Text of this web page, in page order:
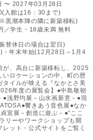
〜 2027年03月28日
入館は16：30まで)
黒潮本陣の隣に新築移転)
／学生・18歳未満 無料
替休日の場合は翌日)
・年末年始(12月28日～1月4
が、高台に新築移転し、2025
いロケーションの中、町の歴
タイルが映える『なかとさ美
年度の展覧会】●中島敬朝
●浅野均展－山水画新意－●現
響きあう音色展●なか
宣展－創造に遊ぶ－●“ここ
リーやワークショップも開
ット・公式サイトをご覧く